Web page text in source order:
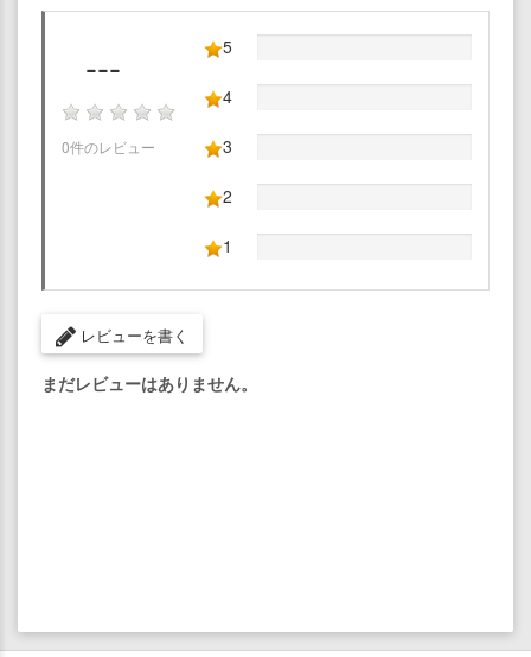
---
0件のレビュー
5
4
3
2
1
レビューを書く
まだレビューはありません。